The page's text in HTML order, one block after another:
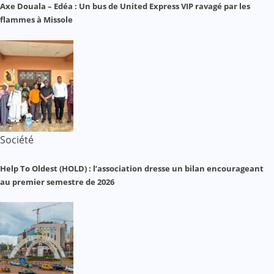
Axe Douala – Edéa : Un bus de United Express VIP ravagé par les
flammes à Missole
Société
Help To Oldest (HOLD) : l’association dresse un bilan encourageant
au premier semestre de 2026